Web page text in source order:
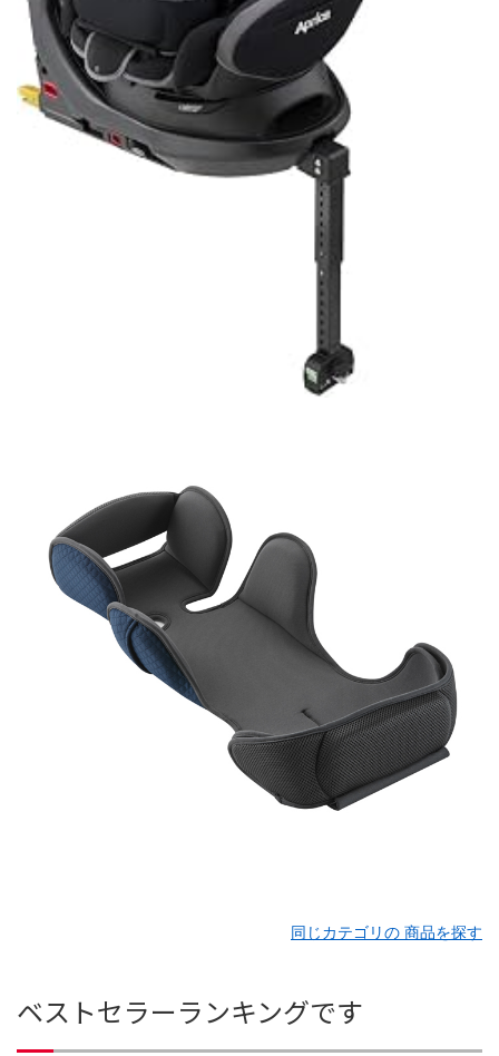
同じカテゴリの 商品を探す
ベストセラーランキングです